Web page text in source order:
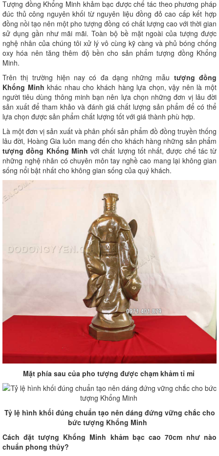
Tượng đồng Khổng Minh khảm bạc được chế tác theo phương pháp
đúc thủ công nguyên khối từ nguyên liệu đồng đỏ cao cấp kết hợp
đồng nồi tạo nên một pho tượng đồng có chất lượng cao với thời gian
sử dụng gần như mãi mãi. Toàn bộ bề mặt ngoài của tượng được
nghệ nhân của chúng tôi xử lý vô cùng kỹ càng và phủ bóng chống
oxy hóa nên tăng thêm độ bền cho sản phẩm tượng đồng Khổng
Minh.
Trên thị trường hiện nay có đa dạng những mẫu tượng đồng
Khổng Minh khác nhau cho khách hàng lựa chọn, vậy nên là một
người tiêu dùng thông minh bạn nên lựa chọn những đơn vị lâu đời
sản xuất để tham khảo và đánh giá chất lượng sản phẩm để có thể
lựa chọn được sản phẩm chất lượng tốt với giá thành phù hợp.
Là một đơn vị sản xuất và phân phối sản phẩm đồ đồng truyền thống
lâu đời, Hoàng Gia luôn mang đến cho khách hàng những sản phẩm
tượng đồng Khổng Minh với chất lượng tốt nhất, được chế tác từ
những nghệ nhân có chuyên môn tay nghề cao mang lại không gian
sống nổi bật nhất cho không gian sống của quý khách.
Mặt phía sau của pho tượng được chạm khảm tỉ mỉ
Tỷ lệ hình khối đúng chuẩn tạo nên dáng đứng vững chắc cho
bức tượng Khổng Minh
Cách đặt tượng Khổng Minh khảm bạc cao 70cm như nào
chuẩn phong thủy?